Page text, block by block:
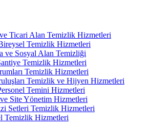
Ticari Alan Temizlik Hizmetleri
Temizlik Hizmetleri
ve Sosyal Alan Temizliği
Temizlik Hizmetleri
Temizlik Hizmetleri
Temizlik ve Hijyen Hizmetleri
Temini Hizmetleri
Site Yönetim Hizmetleri
Setleri Temizlik Hizmetleri
Temizlik Hizmetleri